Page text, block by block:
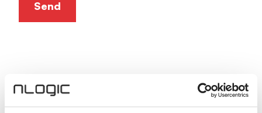
anders.braekken@nlogic.no